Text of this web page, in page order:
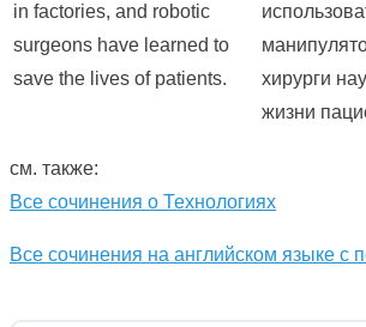
in factories, and robotic
surgeons have learned to
save the lives of patients.
хирурги
жизни
см. также:
Все сочинения о Технологиях
Все сочинения на английском языке с